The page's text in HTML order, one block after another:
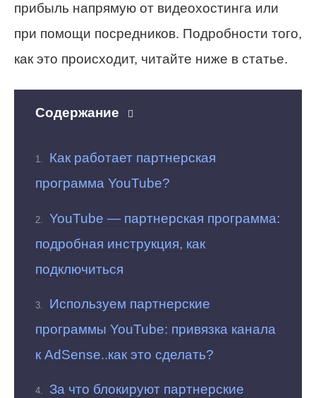
прибыль напрямую от видеохостинга или
при помощи посредников. Подробности того,
как это происходит, читайте ниже в статье.
Содержание
Как работает партнерская
программа YouTube?
YouTube — партнерская программа:
подробная инструкция, как
подключиться
Используем партнерские
программы YouTube: привязка канала
к AdSense..как это сделать?
За что блокируют партнерские